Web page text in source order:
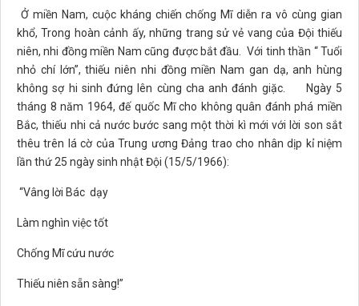
Ở miền Nam, cuộc kháng chiến chống Mĩ diễn ra vô cùng gian
khổ, Trong hoàn cảnh ấy, những trang sử vẻ vang của Đội thiếu
niên, nhi đồng miền Nam cũng được bắt đầu. Với tinh thần “ Tuổi
nhỏ chí lớn”, thiếu niên nhi đồng miền Nam gan dạ, anh hùng
không sợ hi sinh đứng lên cùng cha anh đánh giặc. Ngày 5
tháng 8 năm 1964, đế quốc Mĩ cho không quân đánh phá miền
Bắc, thiếu nhi cả nước bước sang một thời kì mới với lời son sắt
thêu trên lá cờ của Trung ương Đảng trao cho nhân dịp kỉ niệm
lần thứ 25 ngày sinh nhật Đội (15/5/1966):
“Vâng lời Bác dạy
Làm nghìn việc tốt
Chống Mĩ cứu nước
Thiếu niên sẵn sàng!”